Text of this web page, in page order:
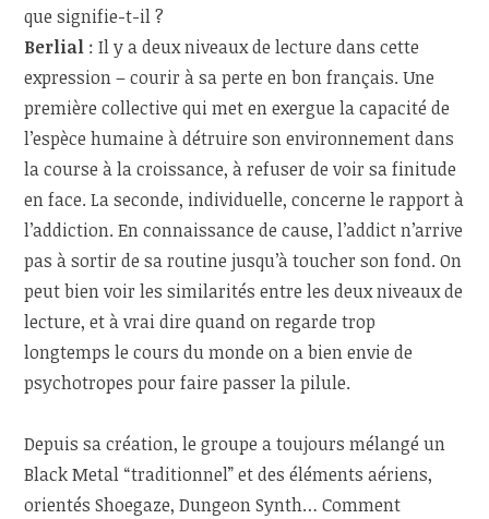
que signifie-t-il ?
Berlial : Il y a deux niveaux de lecture dans cette
expression – courir à sa perte en bon français. Une
première collective qui met en exergue la capacité de
l’espèce humaine à détruire son environnement dans
la course à la croissance, à refuser de voir sa finitude
en face. La seconde, individuelle, concerne le rapport à
l’addiction. En connaissance de cause, l’addict n’arrive
pas à sortir de sa routine jusqu’à toucher son fond. On
peut bien voir les similarités entre les deux niveaux de
lecture, et à vrai dire quand on regarde trop
longtemps le cours du monde on a bien envie de
psychotropes pour faire passer la pilule.
Depuis sa création, le groupe a toujours mélangé un
Black Metal “traditionnel” et des éléments aériens,
orientés Shoegaze, Dungeon Synth… Comment